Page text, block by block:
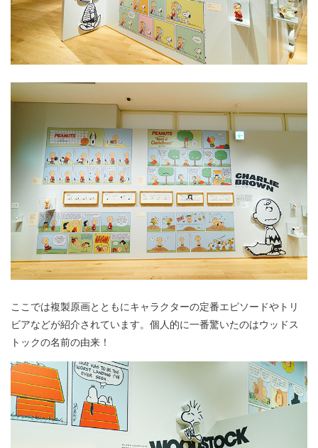
ここでは複製原画とともにキャラクターの定番エピソードやトリ
ビアなどが紹介されています。個人的に一番驚いたのはウッドス
トックの名前の由来！